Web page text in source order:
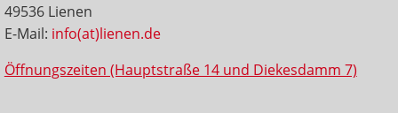
49536 Lienen
E-Mail: info(at)lienen.de
Öffnungszeiten (Hauptstraße 14 und Diekesdamm 7)